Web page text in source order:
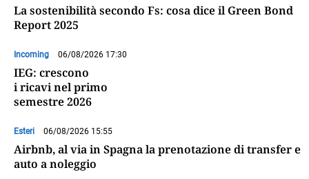
La sostenibilità secondo Fs: cosa dice il Green Bond
Report 2025
Incoming 06/08/2026 17:30
IEG: crescono
i ricavi nel primo
semestre 2026
Esteri 06/08/2026 15:55
Airbnb, al via in Spagna la prenotazione di transfer e
auto a noleggio